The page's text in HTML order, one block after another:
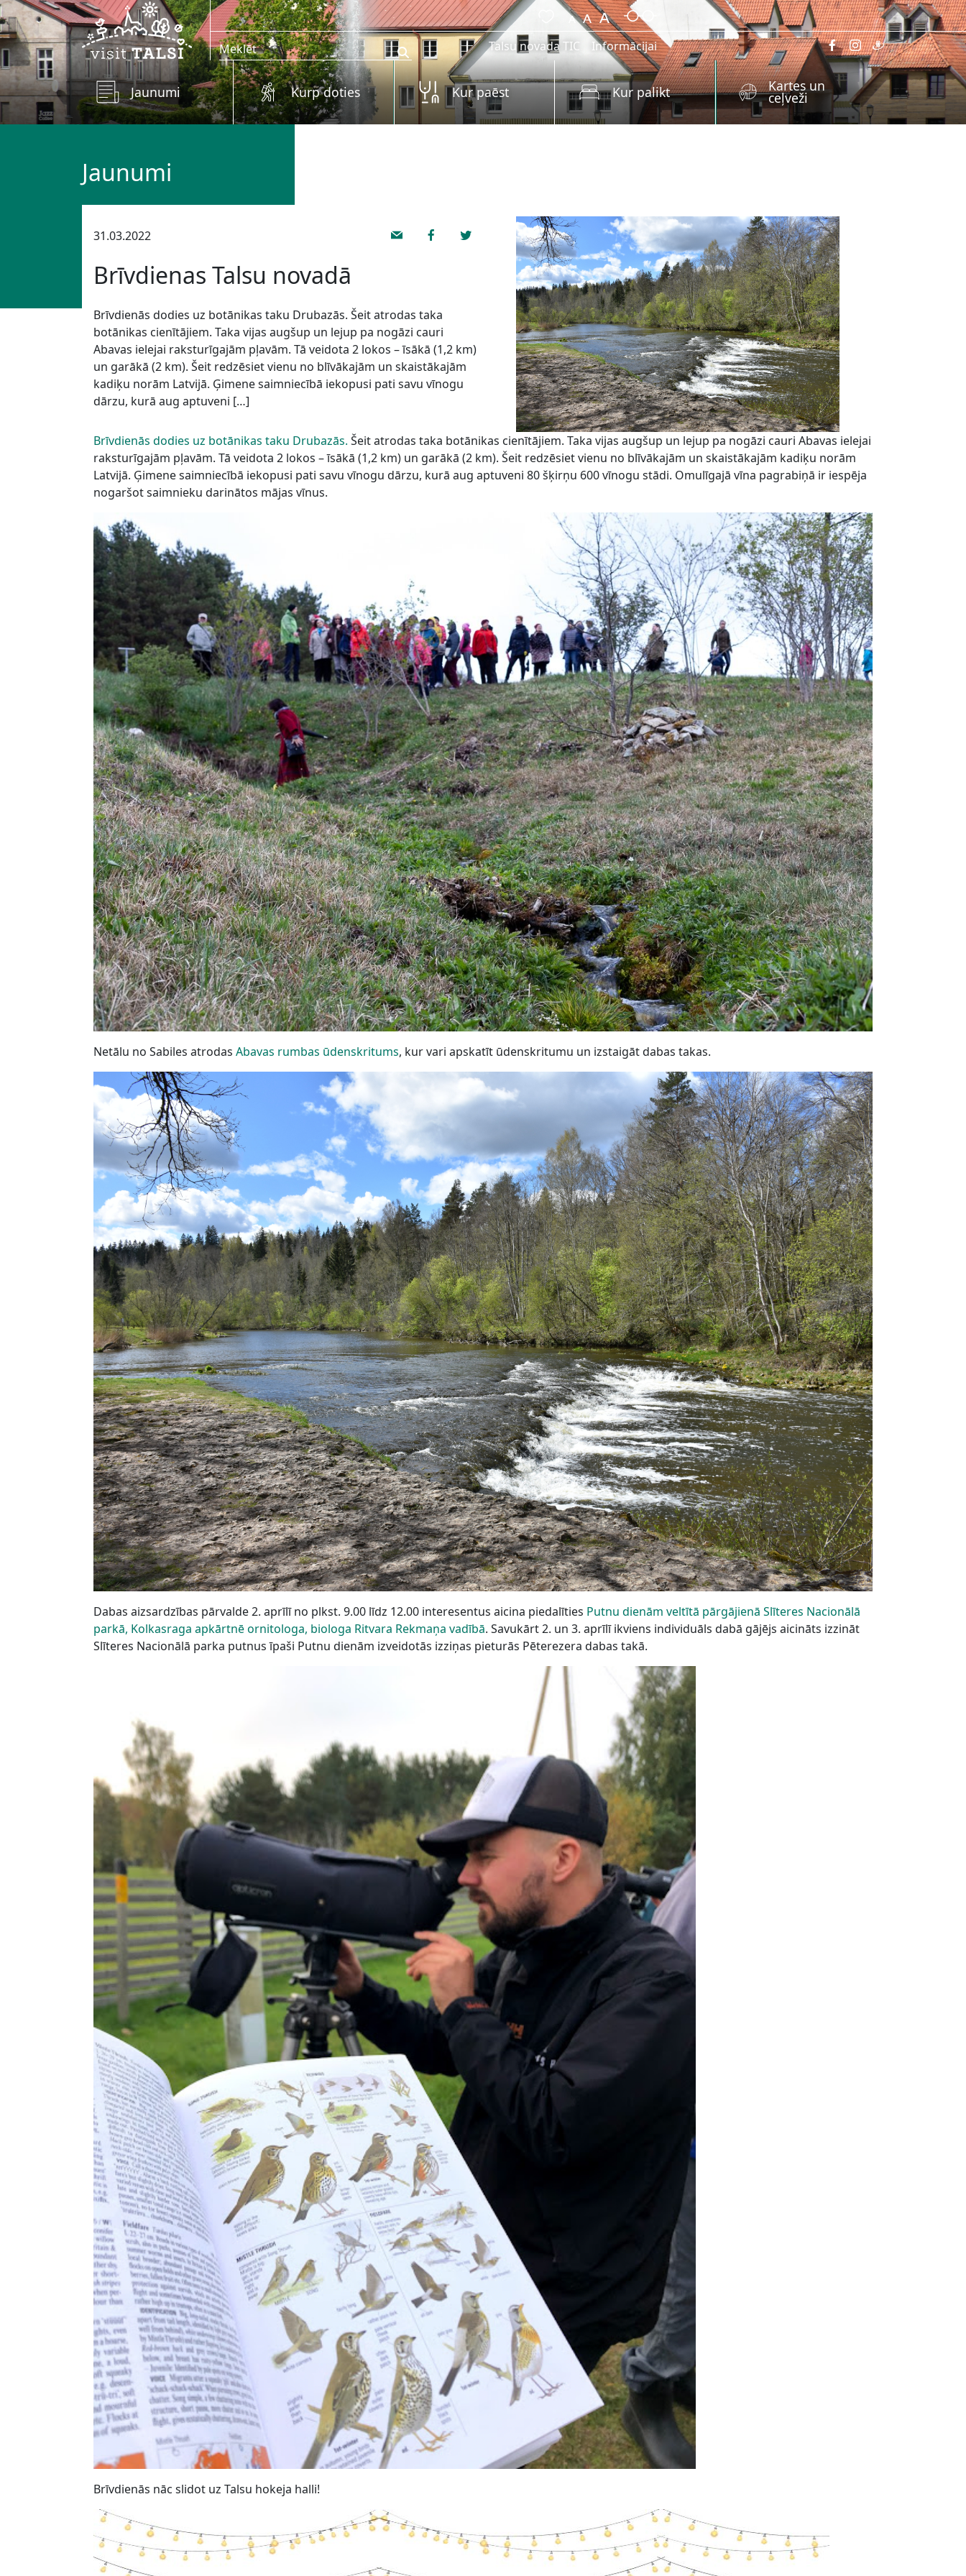
Skip to main content
Talsu novada TIC Informācijai
Jaunumi Kurp doties Kur paēst Kur palikt Kartes un
ceļveži
Jaunumi
31.03.2022
Brīvdienas Talsu novadā
Brīvdienās dodies uz botānikas taku Drubazās. Šeit atrodas taka
botānikas cienītājiem. Taka vijas augšup un lejup pa nogāzi cauri
Abavas ielejai raksturīgajām pļavām. Tā veidota 2 lokos – īsākā (1,2 km)
un garākā (2 km). Šeit redzēsiet vienu no blīvākajām un skaistākajām
kadiķu norām Latvijā. Ģimene saimniecībā iekopusi pati savu vīnogu
dārzu, kurā aug aptuveni […]
Brīvdienās dodies uz botānikas taku Drubazās. Šeit atrodas taka botānikas cienītājiem. Taka vijas augšup un lejup pa nogāzi cauri Abavas ielejai
raksturīgajām pļavām. Tā veidota 2 lokos – īsākā (1,2 km) un garākā (2 km). Šeit redzēsiet vienu no blīvākajām un skaistākajām kadiķu norām
Latvijā. Ģimene saimniecībā iekopusi pati savu vīnogu dārzu, kurā aug aptuveni 80 šķirņu 600 vīnogu stādi. Omulīgajā vīna pagrabiņā ir iespēja
nogaršot saimnieku darinātos mājas vīnus.
Netālu no Sabiles atrodas Abavas rumbas ūdenskritums, kur vari apskatīt ūdenskritumu un izstaigāt dabas takas.
Dabas aizsardzības pārvalde 2. aprīlī no plkst. 9.00 līdz 12.00 interesentus aicina piedalīties Putnu dienām veltītā pārgājienā Slīteres Nacionālā
parkā, Kolkasraga apkārtnē ornitologa, biologa Ritvara Rekmaņa vadībā. Savukārt 2. un 3. aprīlī ikviens individuāls dabā gājējs aicināts izzināt
Slīteres Nacionālā parka putnus īpaši Putnu dienām izveidotās izziņas pieturās Pēterezera dabas takā.
Brīvdienās nāc slidot uz Talsu hokeja halli!